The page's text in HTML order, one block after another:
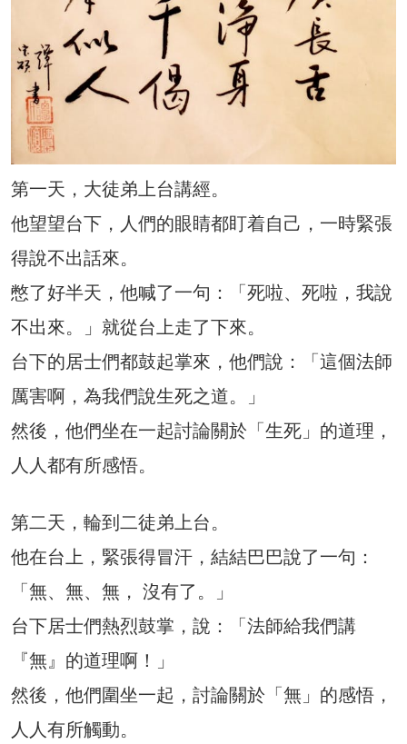
第一天，大徒弟上台講經。
他望望台下，人們的眼睛都盯着自己，一時緊張
得說不出話來。
憋了好半天，他喊了一句：「死啦、死啦，我說
不出來。」就從台上走了下來。
台下的居士們都鼓起掌來，他們說：「這個法師
厲害啊，為我們說生死之道。」
然後，他們坐在一起討論關於「生死」的道理，
人人都有所感悟。
第二天，輪到二徒弟上台。
他在台上，緊張得冒汗，結結巴巴說了一句：
「無、無、無， 沒有了。」
台下居士們熱烈鼓掌，說：「法師給我們講
『無』的道理啊！」
然後，他們圍坐一起，討論關於「無」的感悟，
人人有所觸動。